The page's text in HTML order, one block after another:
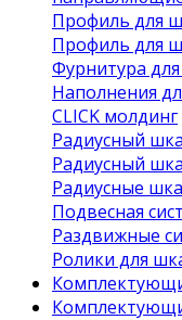
Профиль для
Профиль для
Фурнитура
Наполнения
CLICK молдинг
Радиусный
Радиусный
Радиусные
Подвесная
Раздвижные
Ролики для